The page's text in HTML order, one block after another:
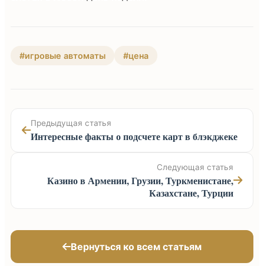
#игровые автоматы #цена
Предыдущая статья
Интересные факты о подсчете карт в блэкджеке
Следующая статья
Казино в Армении, Грузии, Туркменистане,
Казахстане, Турции
Вернуться ко всем статьям